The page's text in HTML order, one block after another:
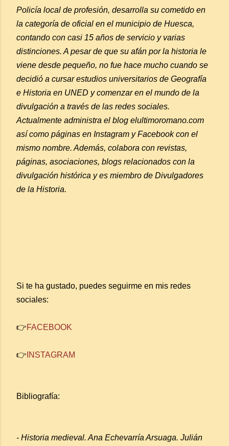
Policía local de profesión, desarrolla su cometido en
la categoría de oficial en el municipio de Huesca,
contando con casi 15 años de servicio y varias
distinciones. A pesar de que su afán por la historia le
viene desde pequeño, no fue hace mucho cuando se
decidió a cursar estudios universitarios de Geografía
e Historia en UNED y comenzar en el mundo de la
divulgación a través de las redes sociales.
Actualmente administra el blog elultimoromano.com
así como páginas en Instagram y Facebook con el
mismo nombre. Además, colabora con revistas,
páginas, asociaciones, blogs relacionados con la
divulgación histórica y es miembro de Divulgadores
de la Historia.
Si te ha gustado, puedes seguirme en mis redes
sociales:
👉FACEBOOK
👉 INSTAGRAM
Bibliografía:
- Historia medieval. Ana Echevarría Arsuaga. Julián